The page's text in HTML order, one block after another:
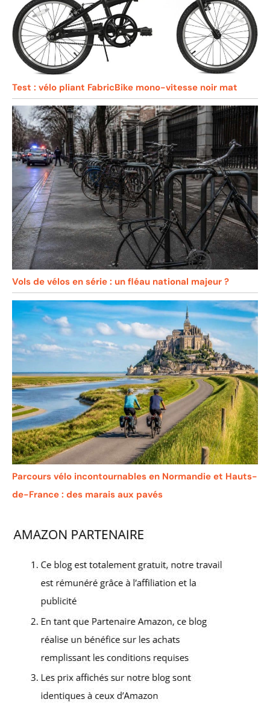
Test : vélo pliant FabricBike mono-vitesse noir mat
Vols de vélos en série : un fléau national majeur ?
Parcours vélo incontournables en Normandie et Hauts-
de-France : des marais aux pavés